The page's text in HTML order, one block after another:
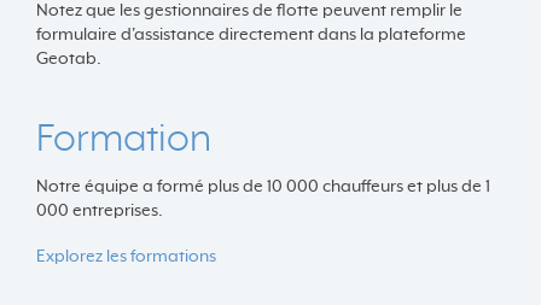
Notez que les gestionnaires de flotte peuvent remplir le
formulaire d'assistance directement dans la plateforme
Geotab.
Formation
Notre équipe a formé plus de 10 000 chauffeurs et plus de 1
000 entreprises.
Explorez les formations